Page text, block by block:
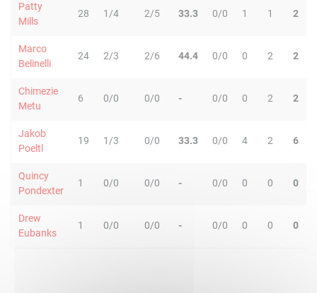
Patty
Mills
28 1/4 2/5 33.3 0/0 1 1 2
Marco
Belinelli
24 2/3 2/6 44.4 0/0 0 2 2
Chimezie
Metu
6 0/0 0/0 - 0/0 0 2 2
Jakob
Poeltl
19 1/3 0/0 33.3 0/0 4 2 6
Quincy
Pondexter
1 0/0 0/0 - 0/0 0 0 0
Drew
Eubanks
1 0/0 0/0 - 0/0 0 0 0